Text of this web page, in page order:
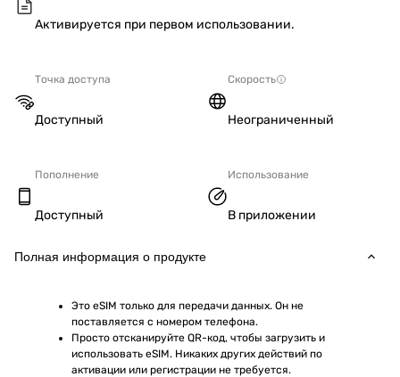
Активируется при первом использовании.
Точка доступа
Доступный
Скорость
Неограниченный
Пополнение
Доступный
Использование
В приложении
Полная информация о продукте
Это eSIM только для передачи данных. Он не
поставляется с номером телефона.
Просто отсканируйте QR-код, чтобы загрузить и
использовать eSIM. Никаких других действий по
активации или регистрации не требуется.